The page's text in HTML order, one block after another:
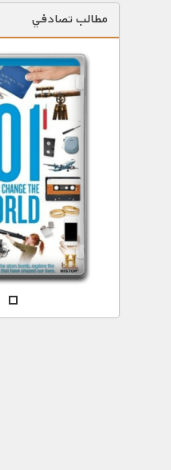
گردشگری
ماورایی
مسابقات / ورزشی
مستند های اختصاصی
مطالب تصادفي